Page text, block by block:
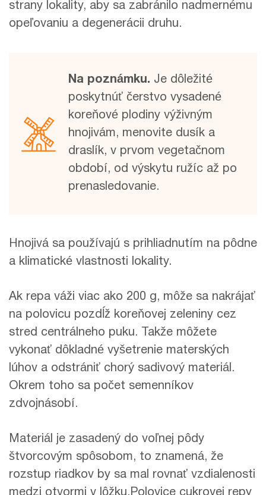
strany lokality, aby sa zabránilo nadmernému
opeľovaniu a degenerácii druhu.
Na poznámku. Je dôležité
poskytnúť čerstvo vysadené
koreňové plodiny výživným
hnojivám, menovite dusík a
draslík, v prvom vegetačnom
období, od výskytu ružíc až po
prenasledovanie.
Hnojivá sa používajú s prihliadnutím na pôdne
a klimatické vlastnosti lokality.
Ak repa váži viac ako 200 g, môže sa nakrájať
na polovicu pozdĺž koreňovej zeleniny cez
stred centrálneho puku. Takže môžete
vykonať dôkladné vyšetrenie materských
lúhov a odstrániť chorý sadivový materiál.
Okrem toho sa počet semenníkov
zdvojnásobí.
Materiál je zasadený do voľnej pôdy
štvorcovým spôsobom, to znamená, že
rozstup riadkov by sa mal rovnať vzdialenosti
medzi otvormi v lôžku.Polovice cukrovej repy